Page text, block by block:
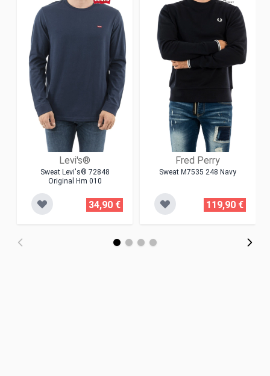
Levi's®
Sweat Levi's® 72848
Original Hm 010
34,90 €
Fred Perry
Sweat M7535 248 Navy
119,90 €